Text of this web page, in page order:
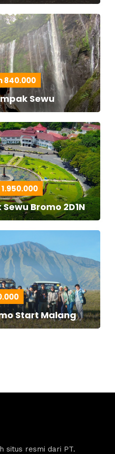
840.000
Sewu
Bromo 2D1N
Start Malang
situs resmi dari PT.